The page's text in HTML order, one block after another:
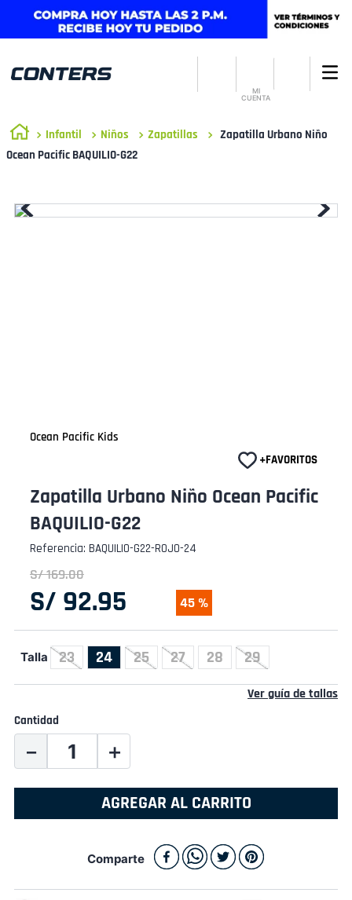
MI
CUENTA
Infantil Niños Zapatillas
Zapatilla Urbano Niño
Ocean Pacific BAQUILIO-G22
Ocean Pacific Kids
Zapatilla Urbano Niño Ocean Pacific
BAQUILIO-G22
Referencia: BAQUILIO-G22-ROJO-24
S/169.00
S/ 92.95 45 %
Talla 23 24 25 27 28 29
Ver guía de tallas
Cantidad
＋
－
AGREGAR AL CARRITO
Comparte